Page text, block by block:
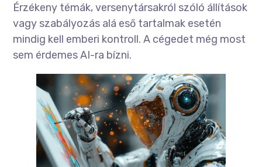
Érzékeny témák, versenytársakról szóló állítások
vagy szabályozás alá eső tartalmak esetén
mindig kell emberi kontroll. A cégedet még most
sem érdemes AI-ra bízni.